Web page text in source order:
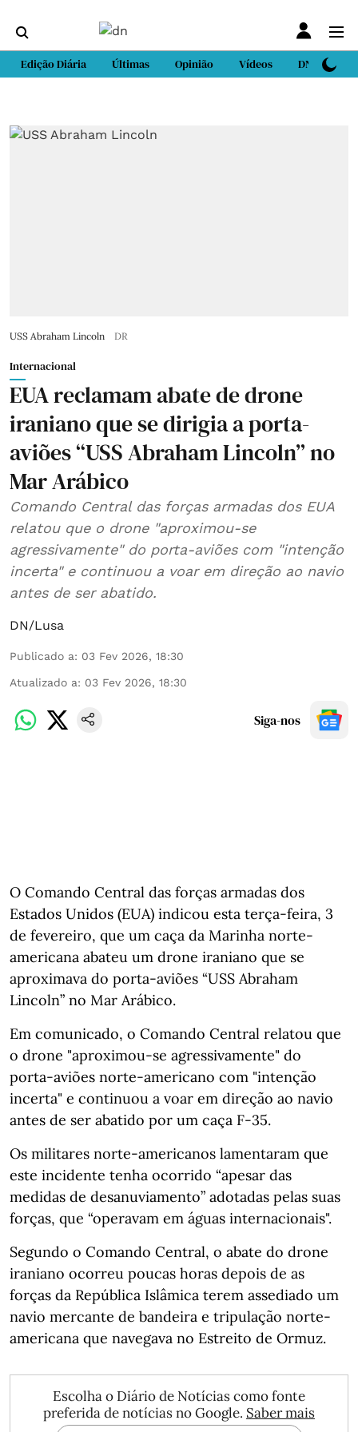
Edição Diária Últimas Opinião Vídeos DN Sport
USS Abraham Lincoln DR
Internacional
EUA reclamam abate de drone
iraniano que se dirigia a porta-
aviões “USS Abraham Lincoln” no
Mar Arábico
Comando Central das forças armadas dos EUA
relatou que o drone "aproximou-se
agressivamente" do porta-aviões com "intenção
incerta" e continuou a voar em direção ao navio
antes de ser abatido.
DN/Lusa
Publicado a: 03 Fev 2026, 18:30
Atualizado a: 03 Fev 2026, 18:30
Siga-nos
O Comando Central das forças armadas dos
Estados Unidos (EUA) indicou esta terça-feira, 3
de fevereiro, que um caça da Marinha norte-
americana abateu um drone iraniano que se
aproximava do porta-aviões “USS Abraham
Lincoln” no Mar Arábico.
Em comunicado, o Comando Central relatou que
o drone "aproximou-se agressivamente" do
porta-aviões norte-americano com "intenção
incerta" e continuou a voar em direção ao navio
antes de ser abatido por um caça F-35.
Os militares norte-americanos lamentaram que
este incidente tenha ocorrido “apesar das
medidas de desanuviamento” adotadas pelas suas
forças, que “operavam em águas internacionais".
Segundo o Comando Central, o abate do drone
iraniano ocorreu poucas horas depois de as
forças da República Islâmica terem assediado um
navio mercante de bandeira e tripulação norte-
americana que navegava no Estreito de Ormuz.
Escolha o Diário de Notícias como fonte
preferida de notícias no Google. Saber mais